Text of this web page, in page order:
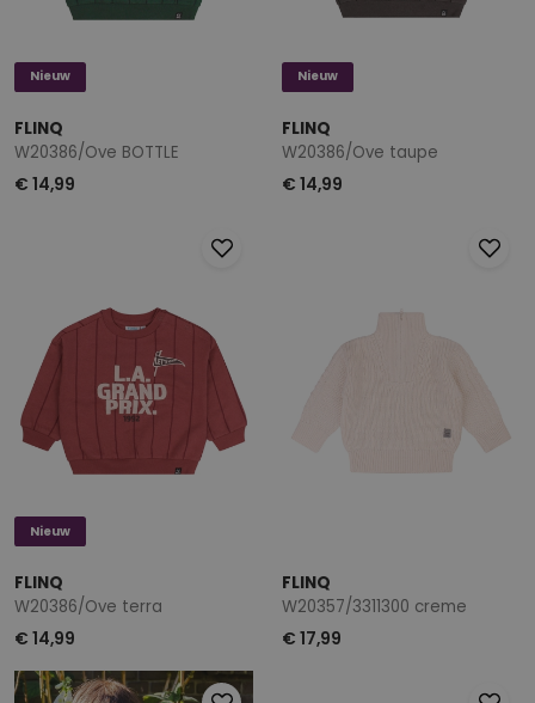
Nieuw
FLINQ
W20386/Ove BOTTLE
€ 14,99
Nieuw
FLINQ
W20386/Ove taupe
€ 14,99
Nieuw
FLINQ
W20386/Ove terra
€ 14,99
FLINQ
W20357/3311300 creme
€ 17,99